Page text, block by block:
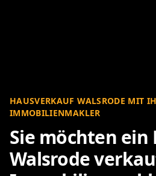
HAUSVERKAUF WALSRODE MIT
IMMOBILIENMAKLER
Sie möchten ein
Walsrode